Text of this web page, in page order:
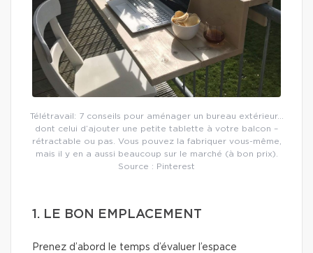
Télétravail: 7 conseils pour aménager un bureau extérieur…
dont celui d’ajouter une petite tablette à votre balcon –
rétractable ou pas. Vous pouvez la fabriquer vous-même,
mais il y en a aussi beaucoup sur le marché (à bon prix).
Source : Pinterest
1. LE BON EMPLACEMENT
Prenez d’abord le temps d’évaluer l’espace